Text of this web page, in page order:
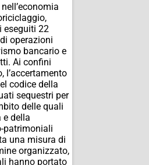
eseguiti 22
operazioni
bancario e
Ai confini
l’accertamento
codice della
sequestri per
delle quali
e della
patrimoniali
una misura di
ine organizzato,
hanno portato